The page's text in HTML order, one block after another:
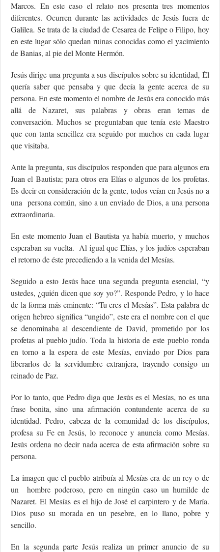
Marcos. En este caso el relato nos presenta tres momentos
diferentes. Ocurren durante las actividades de Jesús fuera de
Galilea. Se trata de la ciudad de Cesarea de Felipe o Filipo, hoy
en este lugar sólo quedan ruinas conocidas como el yacimiento
de Banias, al pie del Monte Hermón.
Jesús dirige una pregunta a sus discípulos sobre su identidad, Él
quería saber que pensaba y que decía la gente acerca de su
persona. En este momento el nombre de Jesús era conocido más
allá de Nazaret, sus palabras y obras eran temas de
conversación. Muchos se preguntaban que tenía este Maestro
que con tanta sencillez era seguido por muchos en cada lugar
que visitaba.
Ante la pregunta, sus discípulos responden que para algunos era
Juan el Bautista; para otros era Elías o algunos de los profetas.
Es decir en consideración de la gente, todos veían en Jesús no a
una persona común, sino a un enviado de Dios, a una persona
extraordinaria.
En este momento Juan el Bautista ya había muerto, y muchos
esperaban su vuelta. Al igual que Elías, y los judíos esperaban
el retorno de éste precediendo a la venida del Mesías.
Seguido a esto Jesús hace una segunda pregunta esencial, “y
ustedes, ¿quién dicen que soy yo?”. Responde Pedro, y lo hace
de la forma más eminente: “Tu eres el Mesías”. Esta palabra de
origen hebreo significa “ungido”, este era el nombre con el que
se denominaba al descendiente de David, prometido por los
profetas al pueblo judío. Toda la historia de este pueblo ronda
en torno a la espera de este Mesías, enviado por Dios para
liberarlos de la servidumbre extranjera, trayendo consigo un
reinado de Paz.
Por lo tanto, que Pedro diga que Jesús es el Mesías, no es una
frase bonita, sino una afirmación contundente acerca de su
identidad. Pedro, cabeza de la comunidad de los discípulos,
profesa su Fe en Jesús, lo reconoce y anuncia como Mesías.
Jesús ordena no decir nada acerca de esta afirmación sobre su
persona.
La imagen que el pueblo atribuía al Mesías era de un rey o de
un hombre poderoso, pero en ningún caso un humilde de
Nazaret. El Mesías es el hijo de José el carpintero y de María.
Dios puso su morada en un pesebre, en lo llano, pobre y
sencillo.
En la segunda parte Jesús realiza un primer anuncio de su